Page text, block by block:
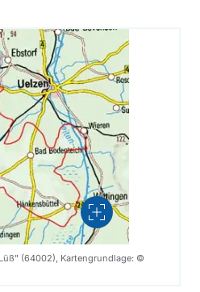
Vergrößern
(64002), Kartengrundlage: ©